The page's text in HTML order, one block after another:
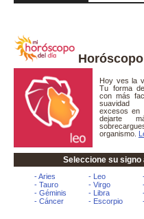
Horóscopo